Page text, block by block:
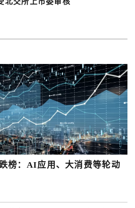
榜：AI应用、大消费等轮动